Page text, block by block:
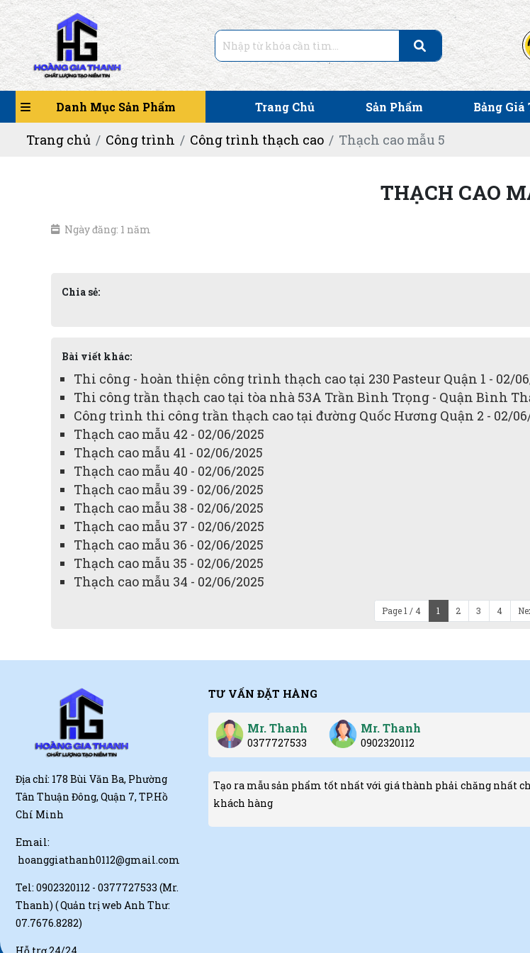
Danh Mục Sản Phẩm Trang Chủ Sản Phẩm Bảng Giá
Trang chủ Công trình Công trình thạch cao Thạch cao mẫu 5
THẠCH CAO
Ngày đăng: 1 năm
Chia sẻ:
Bài viết khác:
Thi công - hoàn thiện công trình thạch cao tại 230 Pasteur Quận 1 - 02/
Thi công trần thạch cao tại tòa nhà 53A Trần Bình Trọng - Quận Bình
Công trình thi công trần thạch cao tại đường Quốc Hương Quận 2 - 02/
Thạch cao mẫu 42 - 02/06/2025
Thạch cao mẫu 41 - 02/06/2025
Thạch cao mẫu 40 - 02/06/2025
Thạch cao mẫu 39 - 02/06/2025
Thạch cao mẫu 38 - 02/06/2025
Thạch cao mẫu 37 - 02/06/2025
Thạch cao mẫu 36 - 02/06/2025
Thạch cao mẫu 35 - 02/06/2025
Thạch cao mẫu 34 - 02/06/2025
Page 1 / 4 1 2 3 4
Địa chỉ: 178 Bùi Văn Ba, Phường
Tân Thuận Đông, Quận 7, TP.Hồ
Chí Minh
Email:
hoanggiathanh0112@gmail.com
Tel: 0902320112 - 0377727533 (Mr.
Thanh) ( Quản trị web Anh Thư:
07.7676.8282)
TƯ VẤN ĐẶT HÀNG
Mr. Thanh
0377727533
Mr. Thanh
0902320112
Tạo ra mẫu sản phẩm tốt nhất với giá thành phải chăng nhất
khách hàng